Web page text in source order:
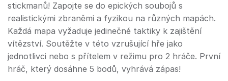
stickmanů! Zapojte se do epických soubojů s
realistickými zbraněmi a fyzikou na různých mapách.
Každá mapa vyžaduje jedinečné taktiky k zajištění
vítězství. Soutěžte v této vzrušující hře jako
jednotlivci nebo s přítelem v režimu pro 2 hráče. První
hráč, který dosáhne 5 bodů, vyhrává zápas!